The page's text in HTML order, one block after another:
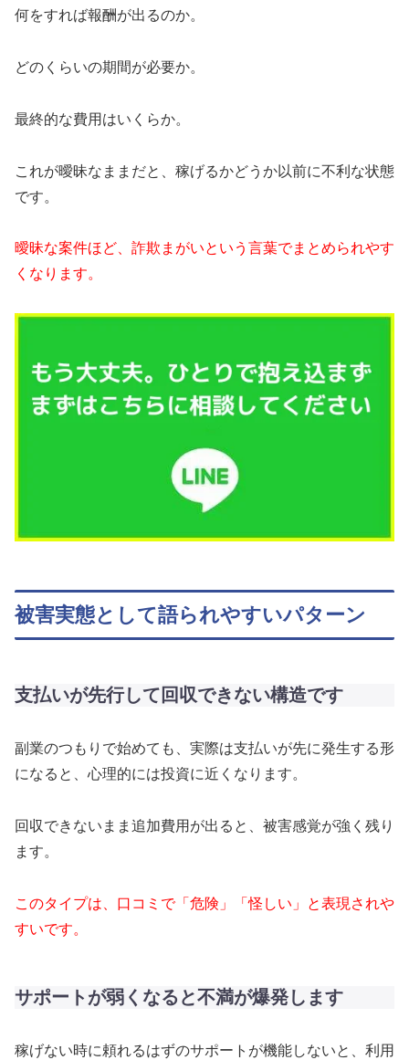
何をすれば報酬が出るのか。
どのくらいの期間が必要か。
最終的な費用はいくらか。
これが曖昧なままだと、稼げるかどうか以前に不利な状態
です。
曖昧な案件ほど、詐欺まがいという言葉でまとめられやす
くなります。
被害実態として語られやすいパターン
支払いが先行して回収できない構造です
副業のつもりで始めても、実際は支払いが先に発生する形
になると、心理的には投資に近くなります。
回収できないまま追加費用が出ると、被害感覚が強く残り
ます。
このタイプは、口コミで「危険」「怪しい」と表現されや
すいです。
サポートが弱くなると不満が爆発します
稼げない時に頼れるはずのサポートが機能しないと、利用